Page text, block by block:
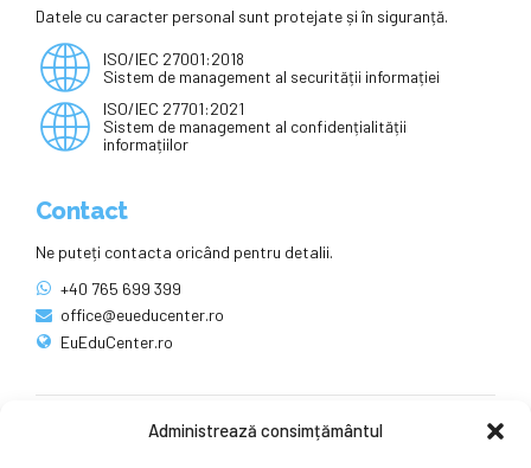
Administrează consimțământul
Datele cu caracter personal sunt protejate și în siguranță.
ISO/IEC 27001:2018
Sistem de management al securității informației
ISO/IEC 27701:2021
Sistem de management al confidențialității
informațiilor
Contact
Ne puteți contacta oricând pentru detalii.
+40 765 699 399
office@eueducenter.ro
EuEduCenter.ro